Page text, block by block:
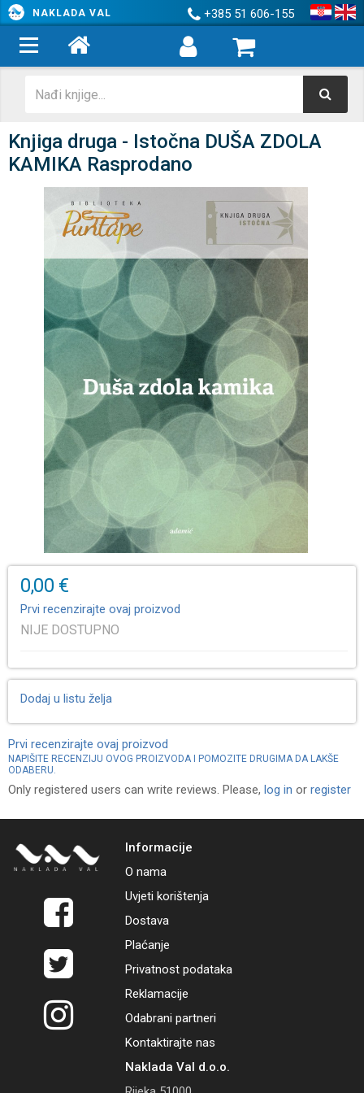
NAKLADA VAL +385 51 606-155
Knjiga druga - Istočna DUŠA ZDOLA
KAMIKA Rasprodano
0,00 €
Prvi recenzirajte ovaj proizvod
NIJE DOSTUPNO
Dodaj u listu želja
Prvi recenzirajte ovaj proizvod
NAPIŠITE RECENZIJU OVOG PROIZVODA I POMOZITE DRUGIMA DA LAKŠE
ODABERU.
Only registered users can write reviews. Please, log in or register
Informacije
O nama
Uvjeti korištenja
Dostava
Plaćanje
Privatnost podataka
Reklamacije
Odabrani partneri
Kontaktirajte nas
Naklada Val d.o.o.